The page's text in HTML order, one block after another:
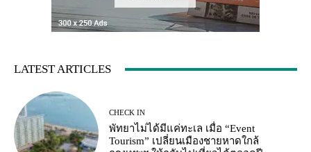
LATEST ARTICLES
CHECK IN
พัทยาไม่ได้มีแค่ทะเล เมื่อ “Event
Tourism” เปลี่ยนเมืองชายหาดใกล้